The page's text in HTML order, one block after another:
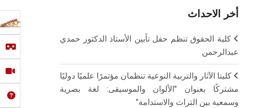
أخر الاحداث
كلية الحقوق تنظم حفل تأبين الأستاذ الدكتور حمدي
عبدالرحمن
كليتا الآثار والتربية النوعية تنظمان مؤتمرًا علميًا دوليًا
مشتركًا بعنوان "الألوان والموسيقى: لغة بصرية
وسمعية بين التراث والاستدامة"